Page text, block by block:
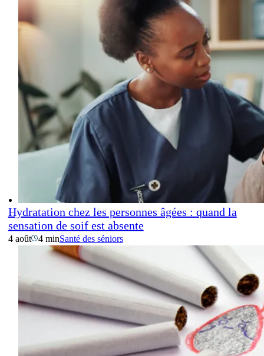
Hydratation chez les personnes âgées : quand la
sensation de soif est absente
4 août 4 minSanté des séniors